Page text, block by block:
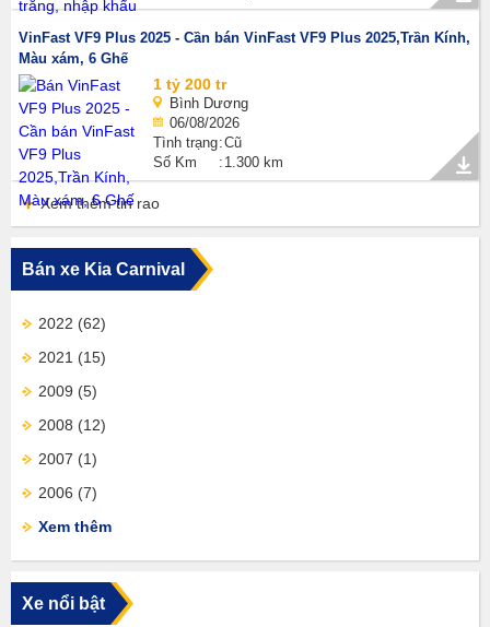
VinFast VF9 Plus 2025 - Cần bán VinFast VF9 Plus 2025,Trần Kính,
Màu xám, 6 Ghế
1 tỷ 200 tr
Bình Dương
06/08/2026
Tình trạng Cũ
Số Km
1.300 km
Xem thêm tin rao
Bán xe Kia Carnival
2022 (62)
2021 (15)
2009 (5)
2008 (12)
2007 (1)
2006 (7)
Xem thêm
Xe nổi bật